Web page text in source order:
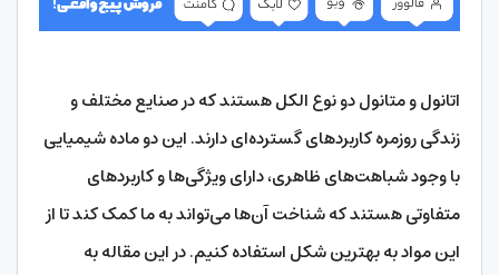
اتانول و متانول دو نوع الکل هستند که در صنایع مختلف و
زندگی روزمره کاربردهای گسترده‌ای دارند. این دو ماده شیمیایی
با وجود شباهت‌های ظاهری، دارای ویژگی‌ها و کاربردهای
متفاوتی هستند که شناخت آن‌ها می‌تواند به ما کمک کند تا از
این مواد به بهترین شکل استفاده کنیم. در این مقاله به